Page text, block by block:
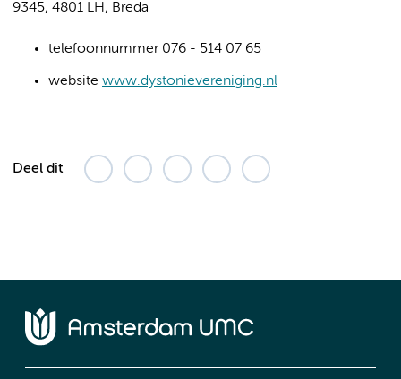
9345, 4801 LH, Breda
telefoonnummer 076 - 514 07 65
website www.dystonievereniging.nl
Deel dit